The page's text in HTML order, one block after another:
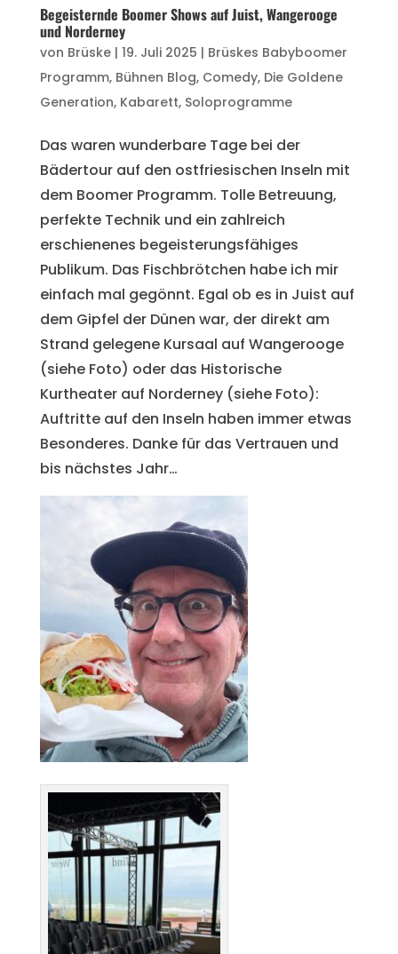
Begeisternde Boomer Shows auf Juist, Wangerooge
und Norderney
von Brüske| 19. Juli 2025 | Brüskes Babyboomer
Programm, Bühnen Blog, Comedy, Die Goldene
Generation, Kabarett, Soloprogramme
Das waren wunderbare Tage bei der
Bädertour auf den ostfriesischen Inseln mit
dem Boomer Programm. Tolle Betreuung,
perfekte Technik und ein zahlreich
erschienenes begeisterungsfähiges
Publikum. Das Fischbrötchen habe ich mir
einfach mal gegönnt. Egal ob es in Juist auf
dem Gipfel der Dünen war, der direkt am
Strand gelegene Kursaal auf Wangerooge
(siehe Foto) oder das Historische
Kurtheater auf Norderney (siehe Foto):
Auftritte auf den Inseln haben immer etwas
Besonderes. Danke für das Vertrauen und
bis nächstes Jahr…